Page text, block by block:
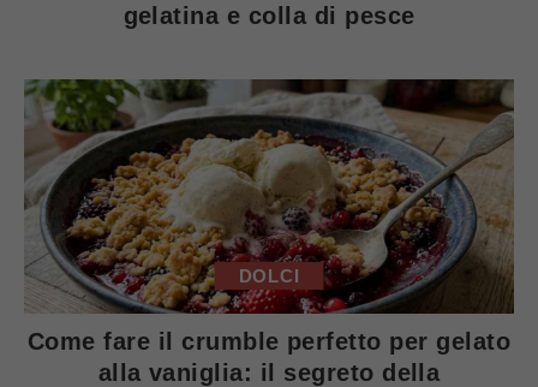
gelatina e colla di pesce
DOLCI
Come fare il crumble perfetto per gelato
alla vaniglia: il segreto della